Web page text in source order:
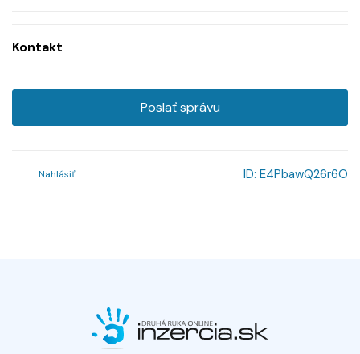
Kontakt
Poslať správu
Nahlásiť ID: E4PbawQ26r6O